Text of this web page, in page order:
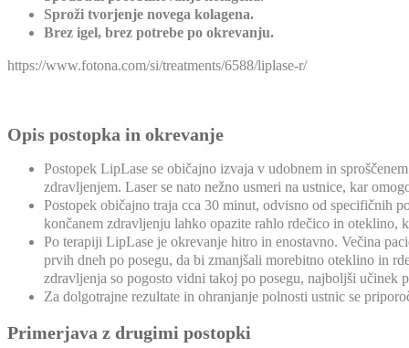
Sproži tvorjenje novega kolagena.
Brez igel, brez potrebe po okrevanju.
https://www.fotona.com/si/treatments/6588/liplase-r/
Opis postopka in okrevanje
Postopek LipLase se običajno izvaja v udobnem in
zdravljenjem. Laser se nato nežno usmeri na ustnice, kar
Postopek običajno traja cca 30 minut, odvisno od specifičnih
končanem zdravljenju lahko opazite rahlo rdečico in oteklino,
Po terapiji LipLase je okrevanje hitro in enostavno. Večina
prvih dneh po posegu, da bi zmanjšali morebitno oteklino in
zdravljenja so pogosto vidni takoj po posegu, najboljši učinek
Za dolgotrajne rezultate in ohranjanje polnosti ustnic se
Primerjava z drugimi postopki